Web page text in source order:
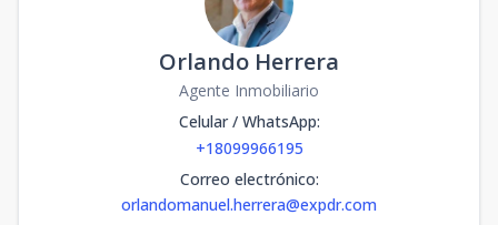
Orlando Herrera
Agente Inmobiliario
Celular / WhatsApp:
+18099966195
Correo electrónico:
orlandomanuel.herrera@expdr.com